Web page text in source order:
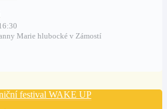
Marie hlubocké v Zámostí